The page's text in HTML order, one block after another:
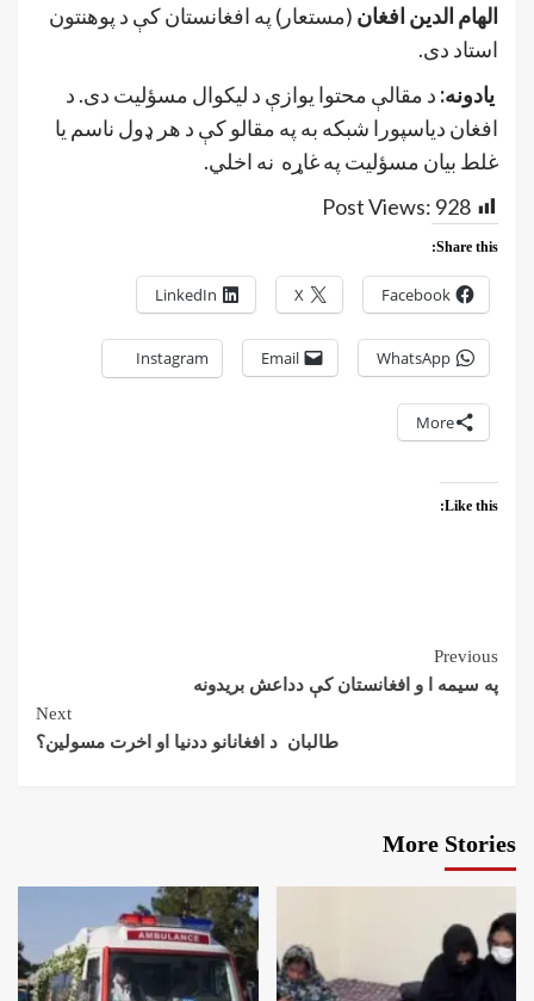
الهام الدین افغان (مستعار) په افغانستان کې د پوهنتون
استاد دی.
یادونه: د مقالې محتوا یوازې د لیکوال مسؤلیت دی. د
افغان دیاسپورا شبکه به په مقالو کې د هر ډول ناسم یا
غلط بیان مسؤلیت په غاړه نه اخلي.
Post Views: 928
Share this:
Facebook
X
LinkedIn
WhatsApp
Email
Instagram
More
Like this:
Previous
په سیمه ا و افغانستان کې دداعش بريدونه
Next
طالبان د افغانانو ددنيا او اخرت مسولين؟
More Stories